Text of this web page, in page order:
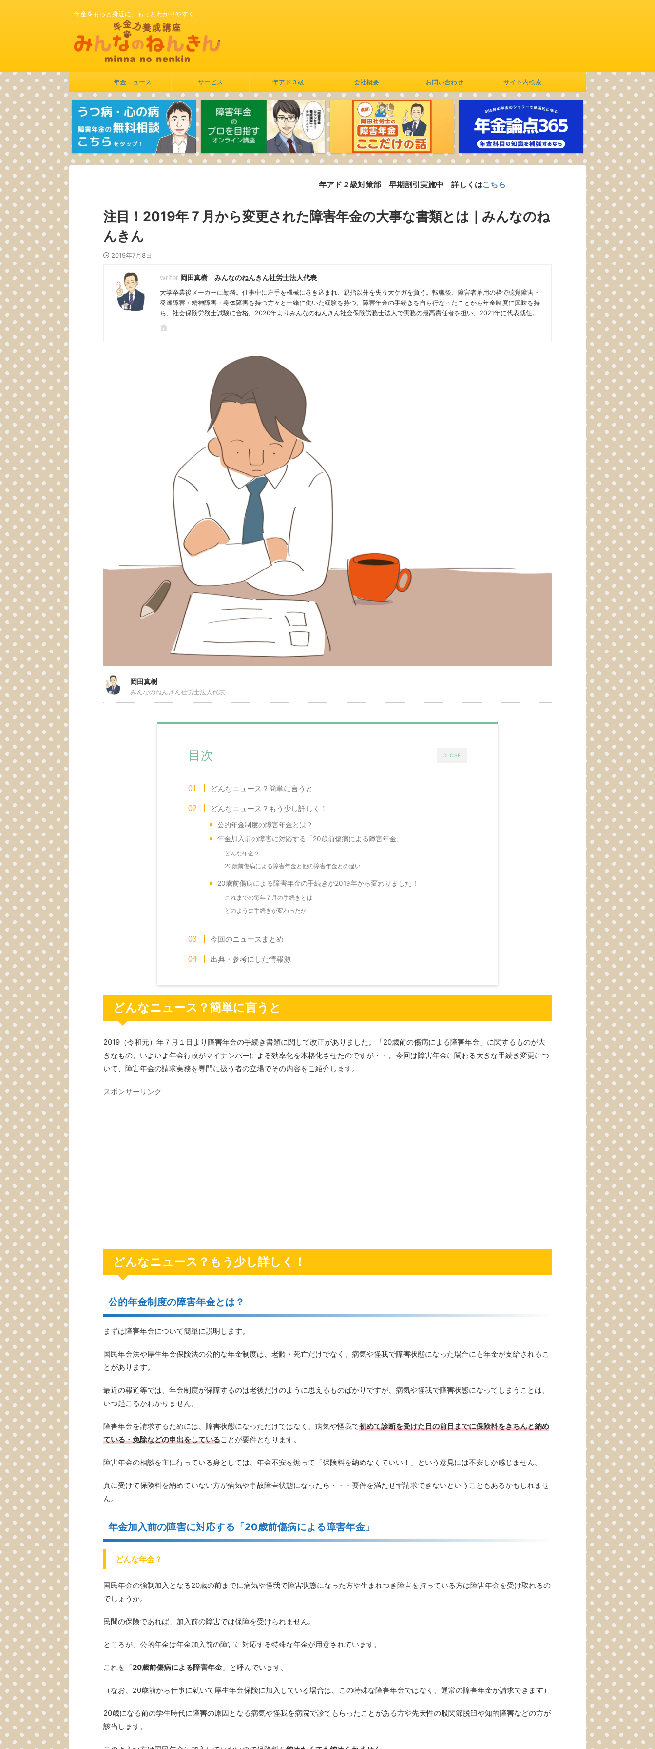
年金をもっと身近に、もっとわかりやすく
年金ニュース サービス 年アド３級 会社概要 お問い合わせ サイト内検索
年アド２級対策部 早期割引実施中 詳しくは こちら
注目！2019年７月から変更された障害年金の大事な書類とは｜みんなのね
んきん
2019年7月8日
岡田真樹 みんなのねんきん社労士法人代表
大学卒業後メーカーに勤務。仕事中に左手を機械に巻き込まれ、親指以外を失う大ケガを負う。転職後、障害者雇用の枠で聴覚障害・
発達障害・精神障害・身体障害を持つ方々と一緒に働いた経験を持つ。障害年金の手続きを自ら行なったことから年金制度に興味を持
ち、社会保険労務士試験に合格。2020年よりみんなのねんきん社会保険労務士法人で実務の最高責任者を担い、2021年に代表就任。
岡田真樹
みんなのねんきん社労士法人代表
CLOSE
目次
どんなニュース？簡単に言うと
どんなニュース？もう少し詳しく！
公的年金制度の障害年金とは？
年金加入前の障害に対応する「20歳前傷病による障害年金」
どんな年金？
20歳前傷病による障害年金と他の障害年金との違い
20歳前傷病による障害年金の手続きが2019年から変わりました！
これまでの毎年７月の手続きとは
どのように手続きが変わったか
今回のニュースまとめ
出典・参考にした情報源
どんなニュース？簡単に言うと
2019（令和元）年７月１日より障害年金の手続き書類に関して改正がありました。「20歳前の傷病による障害年金」に関するものが大
きなもの。いよいよ年金行政がマイナンバーによる効率化を本格化させたのですが・・。今回は障害年金に関わる大きな手続き変更につ
いて、障害年金の請求実務を専門に扱う者の立場でその内容をご紹介します。
スポンサーリンク
どんなニュース？もう少し詳しく！
公的年金制度の障害年金とは？
まずは障害年金について簡単に説明します。
国民年金法や厚生年金保険法の公的な年金制度は、老齢・死亡だけでなく、病気や怪我で障害状態になった場合にも年金が支給されるこ
とがあります。
最近の報道等では、年金制度が保障するのは老後だけのように思えるものばかりですが、病気や怪我で障害状態になってしまうことは、
いつ起こるかわかりません。
障害年金を請求するためには、障害状態になっただけではなく、病気や怪我で初めて診断を受けた日の前日までに保険料をきちんと納め
ている・免除などの申出をしていることが要件となります。
障害年金の相談を主に行っている身としては、年金不安を煽って「保険料を納めなくていい！」という意見には不安しか感じません。
真に受けて保険料を納めていない方が病気や事故障害状態になったら・・・要件を満たせず請求できないということもあるかもしれませ
ん。
年金加入前の障害に対応する「20歳前傷病による障害年金」
どんな年金？
国民年金の強制加入となる20歳の前までに病気や怪我で障害状態になった方や生まれつき障害を持っている方は障害年金を受け取れるの
でしょうか。
民間の保険であれば、加入前の障害では保障を受けられません。
ところが、公的年金は年金加入前の障害に対応する特殊な年金が用意されています。
これを「20歳前傷病による障害年金 」と呼んでいます。
（なお、20歳前から仕事に就いて厚生年金保険に加入している場合は、この特殊な障害年金ではなく、通常の障害年金が請求できます）
20歳になる前の学生時代に障害の原因となる病気や怪我を病院で診てもらったことがある方や先天性の股関節脱臼や知的障害などの方が
該当します。